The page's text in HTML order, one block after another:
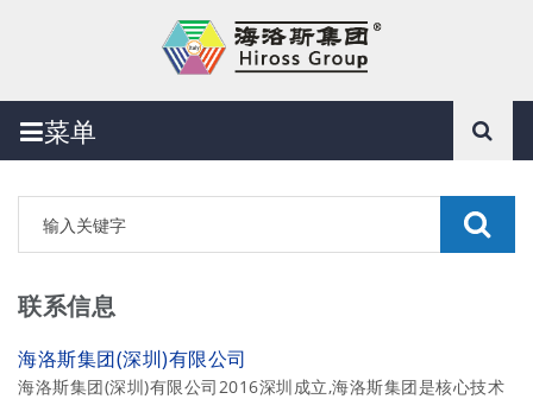
菜单
联系信息
海洛斯集团(深圳)有限公司
海洛斯集团(深圳)有限公司2016深圳成立,海洛斯集团是核心技术